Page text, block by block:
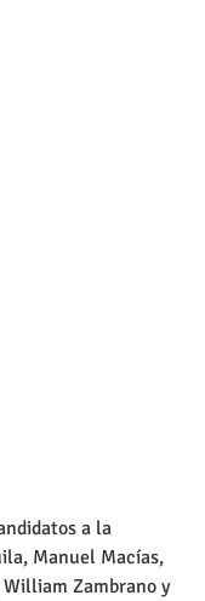
a la
Manuel Macías,
William Zambrano y